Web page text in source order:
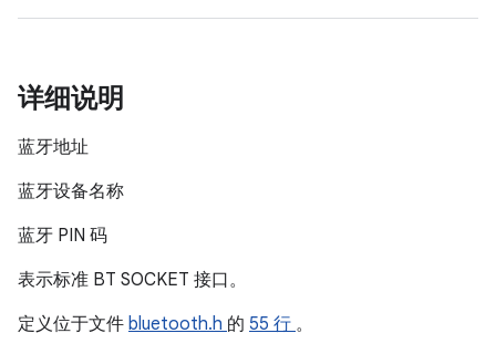
详细说明
蓝牙地址
蓝牙设备名称
蓝牙 PIN 码
表示标准 BT SOCKET 接口。
定义位于文件 bluetooth.h 的 55 行 。